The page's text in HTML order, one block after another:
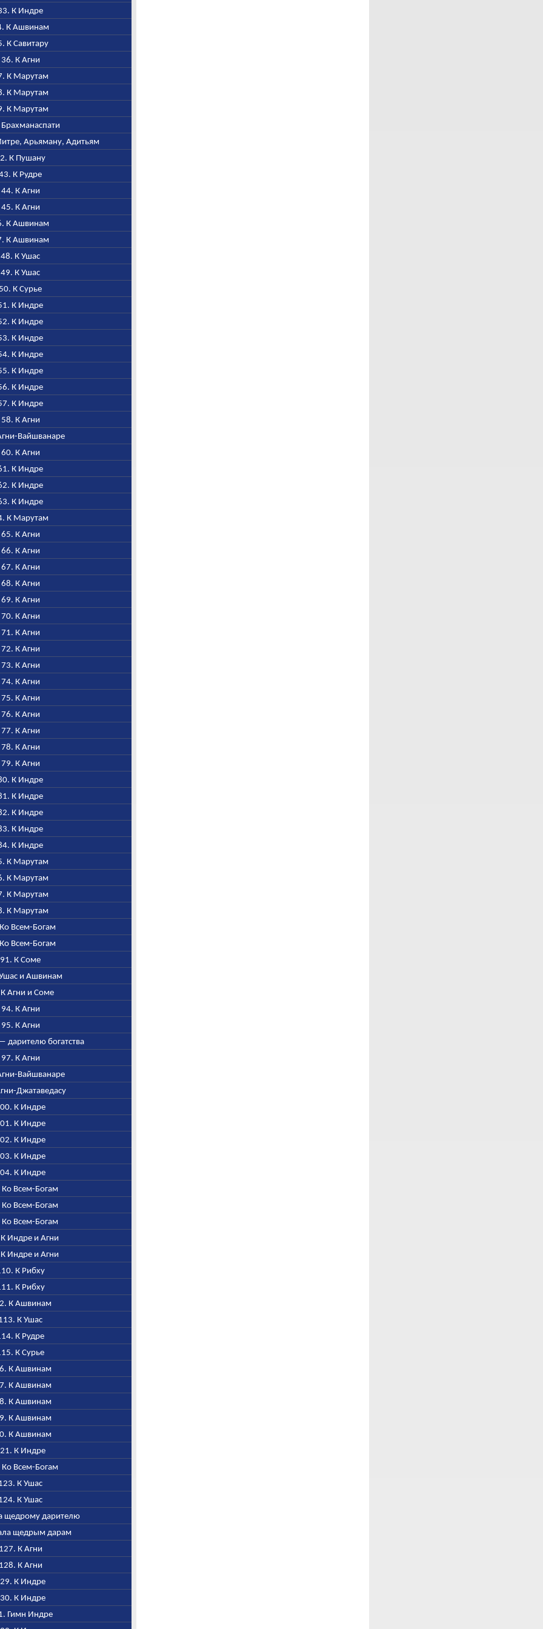
К Индре
К Ашвинам
К Савитару
36. К Агни
К Марутам
К Марутам
К Марутам
Арьяману, Адитьям
К Пушану
К Рудре
44. К Агни
45. К Агни
К Ашвинам
К Ашвинам
К Ушас
К Ушас
К Сурье
К Индре
К Индре
К Индре
К Индре
К Индре
К Индре
К Индре
58. К Агни
Вайшванаре
60. К Агни
К Индре
К Индре
К Индре
К Марутам
65. К Агни
66. К Агни
67. К Агни
68. К Агни
69. К Агни
70. К Агни
71. К Агни
72. К Агни
73. К Агни
74. К Агни
75. К Агни
76. К Агни
77. К Агни
78. К Агни
79. К Агни
К Индре
К Индре
К Индре
К Индре
К Индре
К Марутам
К Марутам
К Марутам
К Марутам
Всем-Богам
Всем-Богам
К Соме
и Ашвинам
Агни и Соме
94. К Агни
95. К Агни
дарителю богатства
97. К Агни
Вайшванаре
Джатаведасу
К Индре
К Индре
К Индре
К Индре
К Индре
Всем-Богам
Всем-Богам
Всем-Богам
Индре и Агни
Индре и Агни
К Рибху
К Рибху
К Ашвинам
К Ушас
К Рудре
К Сурье
К Ашвинам
К Ашвинам
К Ашвинам
К Ашвинам
К Ашвинам
К Индре
Всем-Богам
К Ушас
К Ушас
щедрому дарителю
щедрым дарам
К Агни
К Агни
К Индре
К Индре
Гимн Индре